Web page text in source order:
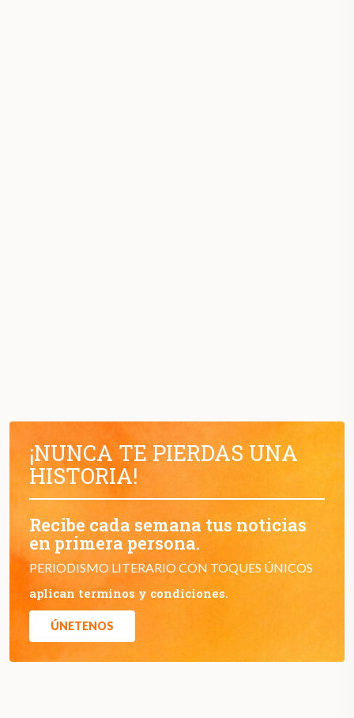
¡NUNCA TE PIERDAS UNA
HISTORIA!
Recibe cada semana tus noticias
en primera persona.
PERIODISMO LITERARIO CON TOQUES ÚNICOS
aplican terminos y condiciones.
ÚNETENOS